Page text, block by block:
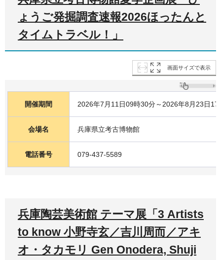
ょうご発掘調査速報2026ほったんと
タイムトラベル！」
画面サイズで表示
開催期間 2026年7月11日09時30分～2026年8月23日17
会場名 兵庫県立考古博物館
電話番号 079-437-5589
兵庫陶芸美術館 テーマ展「3 Artists
to know 小野寺玄／吉川周而／アキ
オ・タカモリ Gen Onodera, Shuji